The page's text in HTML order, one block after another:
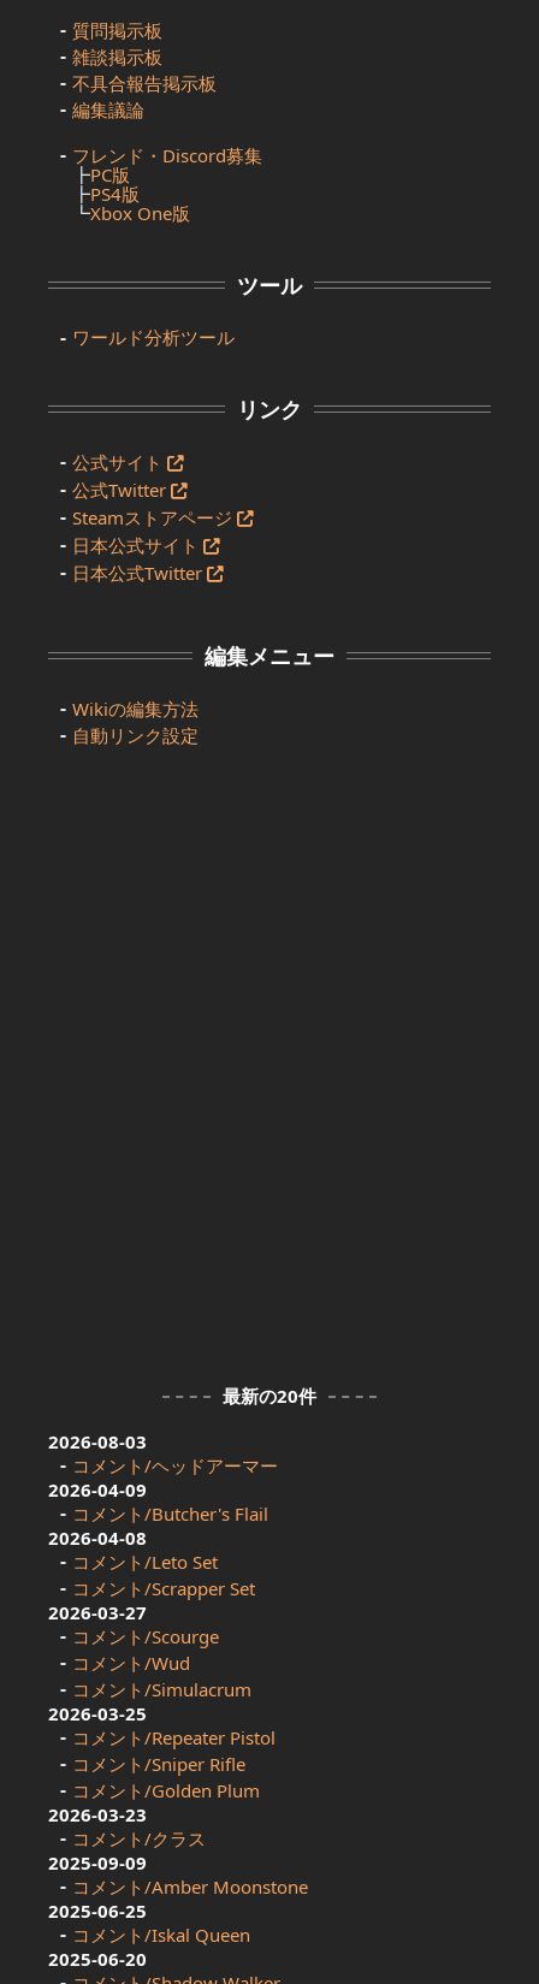
質問掲示板
雑談掲示板
不具合報告掲示板
編集議論
フレンド・Discord募集
┣PC版
┣PS4版
┗Xbox One版
ツール
ワールド分析ツール
リンク
公式サイト
公式Twitter
Steamストアページ
日本公式サイト
日本公式Twitter
編集メニュー
Wikiの編集方法
自動リンク設定
最新の20件
2026-08-03
コメント/ヘッドアーマー
2026-04-09
コメント/Butcher's Flail
2026-04-08
コメント/Leto Set
コメント/Scrapper Set
2026-03-27
コメント/Scourge
コメント/Wud
コメント/Simulacrum
2026-03-25
コメント/Repeater Pistol
コメント/Sniper Rifle
コメント/Golden Plum
2026-03-23
コメント/クラス
2025-09-09
コメント/Amber Moonstone
2025-06-25
コメント/Iskal Queen
2025-06-20